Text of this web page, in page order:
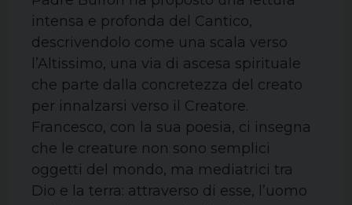
intensa e profonda del Cantico,
descrivendolo come una scala verso
l’Altissimo, una via di ascesa spirituale
che parte dalla concretezza del creato
per innalzarsi verso il Creatore.
Francesco, con la sua poesia, ci insegna
che le creature non sono semplici
oggetti del mondo, ma mediatrici tra
Dio e la terra: attraverso di esse, l’uomo